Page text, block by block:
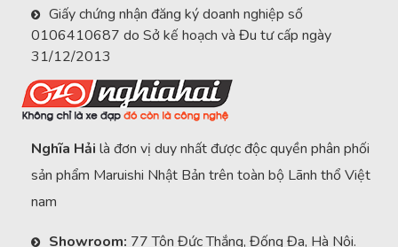
Giấy chứng nhận đăng ký doanh nghiệp số
0106410687 do Sở kế hoạch và Đu tư cấp ngày
31/12/2013
Nghĩa Hải là đơn vị duy nhất được độc quyền phân phối
sản phẩm Maruishi Nhật Bản trên toàn bộ Lãnh thổ Việt
nam
Showroom: 77 Tôn Đức Thắng, Đống Đa, Hà Nội.